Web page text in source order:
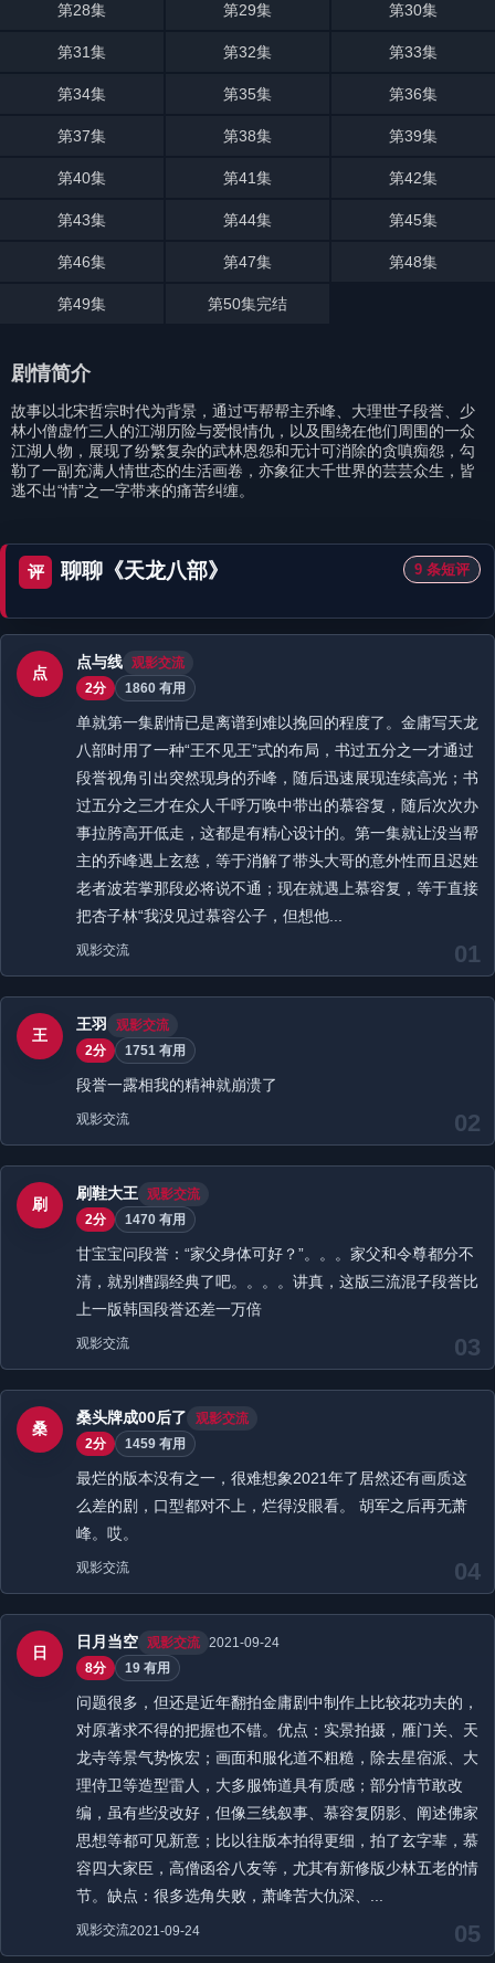
第28集 第29集 第30集
第31集 第32集 第33集
第34集 第35集 第36集
第37集 第38集 第39集
第40集 第41集 第42集
第43集 第44集 第45集
第46集 第47集 第48集
第49集 第50集完结
剧情简介
故事以北宋哲宗时代为背景，通过丐帮帮主乔峰、大理世子段誉、少
林小僧虚竹三人的江湖历险与爱恨情仇，以及围绕在他们周围的一众
江湖人物，展现了纷繁复杂的武林恩怨和无计可消除的贪嗔痴怨，勾
勒了一副充满人情世态的生活画卷，亦象征大千世界的芸芸众生，皆
逃不出“情”之一字带来的痛苦纠缠。
评 聊聊《天龙八部》 9 条短评
01
点
点与线 观影交流
2分
1860 有用
单就第一集剧情已是离谱到难以挽回的程度了。金庸写天龙
八部时用了一种“王不见王”式的布局，书过五分之一才通过
段誉视角引出突然现身的乔峰，随后迅速展现连续高光；书
过五分之三才在众人千呼万唤中带出的慕容复，随后次次办
事拉胯高开低走，这都是有精心设计的。第一集就让没当帮
主的乔峰遇上玄慈，等于消解了带头大哥的意外性而且迟姓
老者波若掌那段必将说不通；现在就遇上慕容复，等于直接
把杏子林“我没见过慕容公子，但想他...
观影交流
02
王
王羽
观影交流
2分
1751 有用
段誉一露相我的精神就崩溃了
观影交流
03
刷
刷鞋大王 观影交流
2分
1470 有用
甘宝宝问段誉：“家父身体可好？”。。。家父和令尊都分不
清，就别糟蹋经典了吧。。。。讲真，这版三流混子段誉比
上一版韩国段誉还差一万倍
观影交流
04
桑
桑头牌成00后了
观影交流
2分
1459 有用
最烂的版本没有之一，很难想象2021年了居然还有画质这
么差的剧，口型都对不上，烂得没眼看。 胡军之后再无萧
峰。哎。
观影交流
05
日
日月当空 观影交流 2021-09-24
8分
19 有用
问题很多，但还是近年翻拍金庸剧中制作上比较花功夫的，
对原著求不得的把握也不错。优点：实景拍摄，雁门关、天
龙寺等景气势恢宏；画面和服化道不粗糙，除去星宿派、大
理侍卫等造型雷人，大多服饰道具有质感；部分情节敢改
编，虽有些没改好，但像三线叙事、慕容复阴影、阐述佛家
思想等都可见新意；比以往版本拍得更细，拍了玄字辈，慕
容四大家臣，高僧函谷八友等，尤其有新修版少林五老的情
节。缺点：很多选角失败，萧峰苦大仇深、...
观影交流2021-09-24